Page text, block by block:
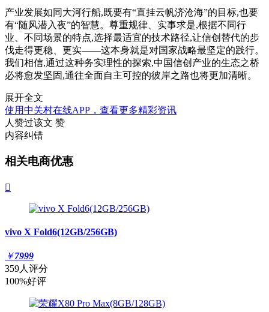
产业发展如同大河行船,既要有“直挂云帆济沧海”的目标,也要
有“随风潜入夜”的智慧。尊重规律、实事求是,根据不同行
业、不同场景的特点,选择最适宜的技术路径,让信创替代的步
伐走得更稳、更实——这本身就是对国家战略最坚定的践行。
我们相信,通过这种务实理性的探索,中国信创产业的生态之桥
必将愈发坚固,通往全面自主可控的彼岸之路也将更加清晰。
展开全文
使用中关村在线APP，查看更多精彩资讯
人赞过该文 赞
内容纠错
相关电商优惠

vivo X Fold6(12GB/256GB)
￥7999
359人评分
100%好评